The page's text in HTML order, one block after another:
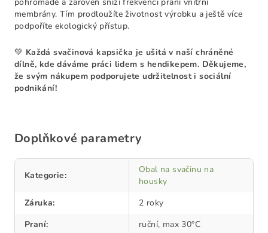
membrány. Tím prodloužíte životnost výrobku a ještě více
podpoříte ekologický přístup.
💚 Každá svačinová kapsička je ušitá v naší chráněné
dílně, kde dáváme práci lidem s hendikepem. Děkujeme,
že svým nákupem podporujete udržitelnost i sociální
podnikání!
Doplňkové parametry
Kategorie:
Obal na svačinu na
housky
Záruka:
2 roky
Praní:
ruční, max 30°C